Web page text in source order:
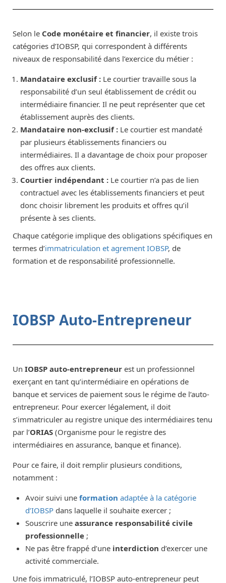
Selon le Code monétaire et financier, il existe trois
catégories d’IOBSP, qui correspondent à différents
niveaux de responsabilité dans l’exercice du métier :
Mandataire exclusif : Le courtier travaille sous la
responsabilité d’un seul établissement de crédit ou
intermédiaire financier. Il ne peut représenter que cet
établissement auprès des clients.
Mandataire non-exclusif : Le courtier est mandaté
par plusieurs établissements financiers ou
intermédiaires. Il a davantage de choix pour proposer
des offres aux clients.
Courtier indépendant : Le courtier n’a pas de lien
contractuel avec les établissements financiers et peut
donc choisir librement les produits et offres qu’il
présente à ses clients.
Chaque catégorie implique des obligations spécifiques en
termes d’immatriculation et agrement IOBSP, de
formation et de responsabilité professionnelle.
IOBSP Auto-Entrepreneur
Un IOBSP auto-entrepreneur est un professionnel
exerçant en tant qu’intermédiaire en opérations de
banque et services de paiement sous le régime de l’auto-
entrepreneur. Pour exercer légalement, il doit
s’immatriculer au registre unique des intermédiaires tenu
par l’ORIAS (Organisme pour le registre des
intermédiaires en assurance, banque et finance).
Pour ce faire, il doit remplir plusieurs conditions,
notamment :
Avoir suivi une formation adaptée à la catégorie
d’IOBSP dans laquelle il souhaite exercer ;
Souscrire une assurance responsabilité civile
professionnelle ;
Ne pas être frappé d’une interdiction d’exercer une
activité commerciale.
Une fois immatriculé, l’IOBSP auto-entrepreneur peut